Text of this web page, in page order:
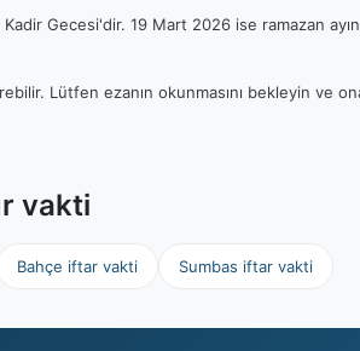
Gecesi'dir. 19 Mart 2026 ise ramazan
Lütfen ezanın okunmasını bekleyin ve
vakti
Bahçe iftar vakti Sumbas iftar vakti